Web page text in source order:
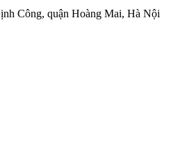
Công, quận Hoàng Mai, Hà Nội